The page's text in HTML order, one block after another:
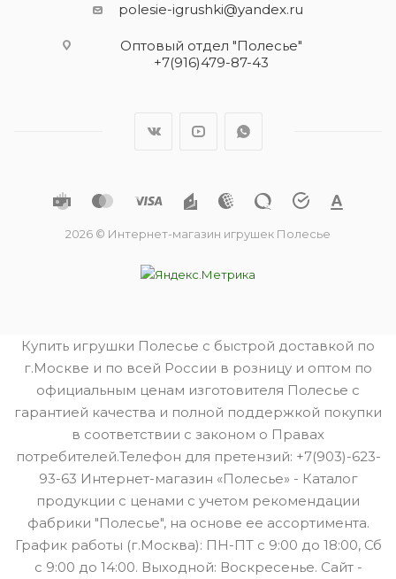
polesie-igrushki@yandex.ru
Оптовый отдел "Полесье"
+7(916)479-87-43
2026 © Интернет-магазин игрушек Полесье
Купить игрушки Полесье с быстрой доставкой по
г.Москве и по всей России в розницу и оптом по
официальным ценам изготовителя Полесье с
гарантией качества и полной поддержкой покупки
в соответствии с законом о Правах
потребителей.Телефон для претензий: +7(903)-623-
93-63 Интернет-магазин «Полесье» - Каталог
продукции с ценами с учетом рекомендации
фабрики "Полесье", на основе ее ассортимента.
График работы (г.Москва): ПН-ПТ с 9:00 до 18:00, Сб
с 9:00 до 14:00. Выходной: Воскресенье. Сайт -